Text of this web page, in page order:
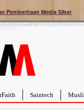
Pemberitaan Media Siber
Saintech